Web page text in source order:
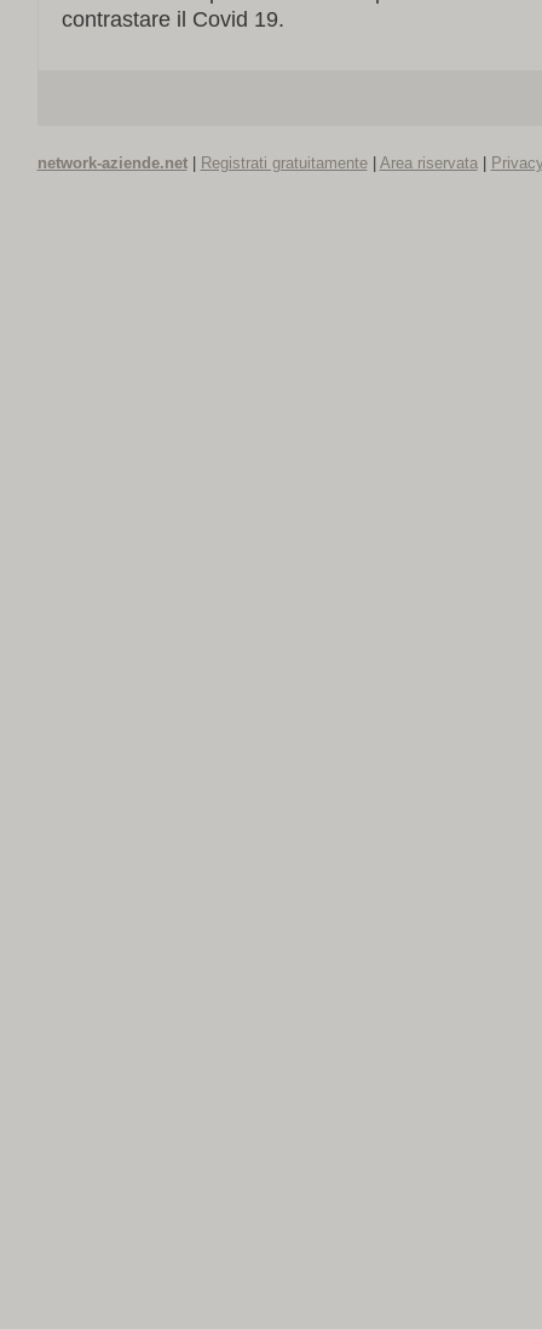
contrastare il Covid 19.
network-aziende.net| Registrati gratuitamente| Area riservata|